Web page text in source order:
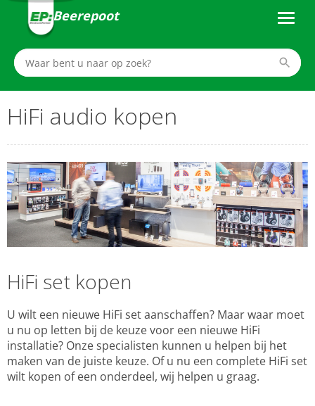
Beerepoot
HiFi audio kopen
HiFi set kopen
U wilt een nieuwe HiFi set aanschaffen? Maar waar moet
u nu op letten bij de keuze voor een nieuwe HiFi
installatie? Onze specialisten kunnen u helpen bij het
maken van de juiste keuze. Of u nu een complete HiFi set
wilt kopen of een onderdeel, wij helpen u graag.